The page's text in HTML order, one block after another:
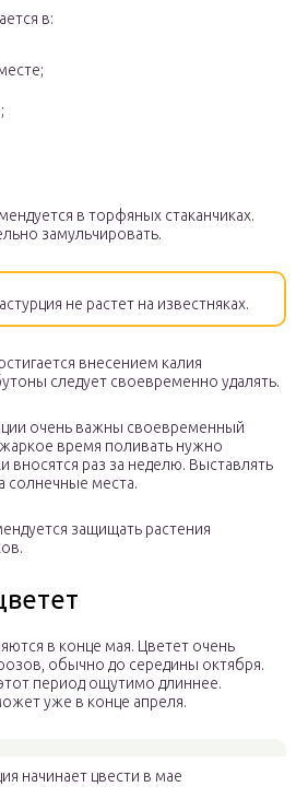
в:
в торфяных стаканчиках.
замульчировать.
не растет на известняках.
внесением калия
следует своевременно удалять.
очень важны своевременный
время поливать нужно
вносятся раз за неделю. Выставлять
солнечные места.
защищать растения
в конце мая. Цветет очень
обычно до середины октября.
период ощутимо длиннее.
уже в конце апреля.
начинает цвести в мае